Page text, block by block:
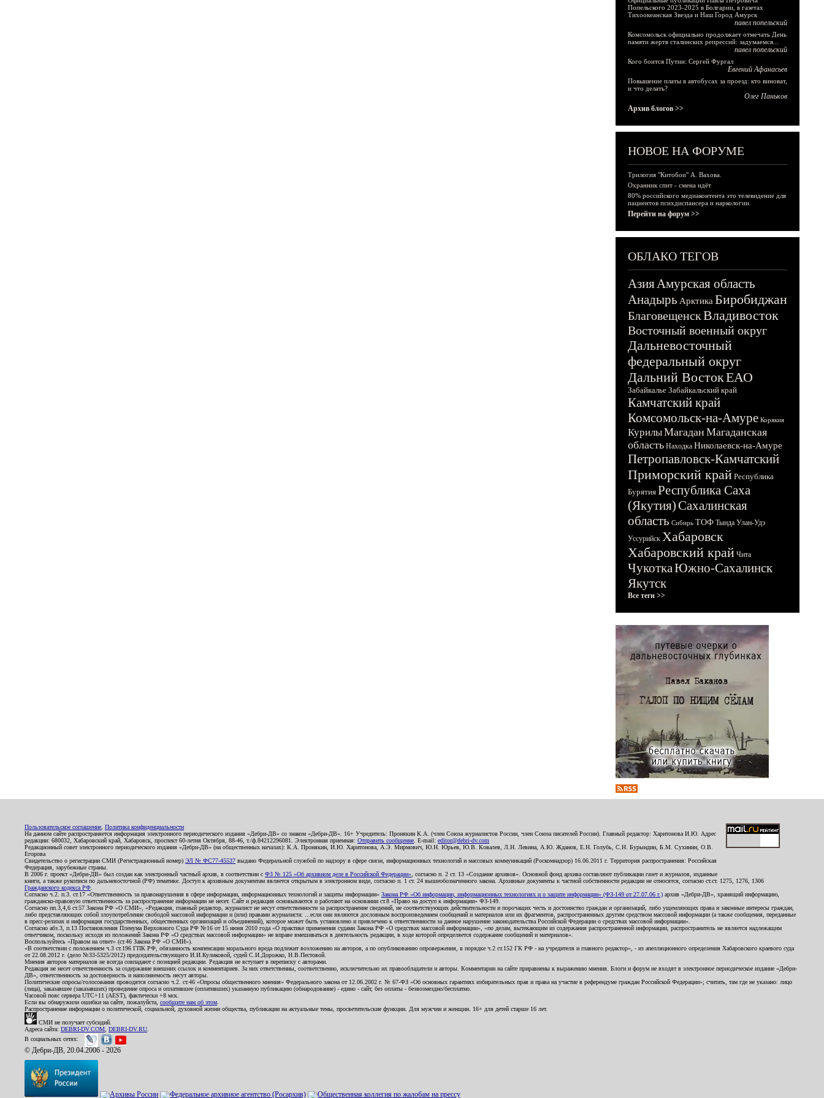
Попельского 2023-2025 в Болгарии, в газетах
Тихоокеанская Звезда и Наш Город Амурск
павел попельский
Комсомольск официально продолжает отмечать День
памяти жертв сталинских репрессий: задумаемся...
павел попельский
Кого боится Путин: Сергей Фургал
Евгений Афанасьев
Повышение платы в автобусах за проезд: кто виноват,
и что делать?
Олег Паньков
Архив блогов >>
НОВОЕ НА ФОРУМЕ
Трилогия "Китобои" А. Вахова.
Охранник спит - смена идёт
80% российского медиаконтента это телевидение для
пациентов психдиспансера и наркологии.
Перейти на форум >>
ОБЛАКО ТЕГОВ
АзияАмурская область
Анадырь Арктика Биробиджан
БлаговещенскВладивосток
Восточный военный округ
Дальневосточный
федеральный округ
Дальний ВостокЕАО
Забайкалье Забайкальский край
Камчатский край
Комсомольск-на-Амуре Корякия
КурилыМагадан Магаданская
область Находка Николаевск-на-Амуре
Петропавловск-Камчатский
Приморский край Республика
Бурятия Республика Саха
(Якутия)Сахалинская
область Сибирь ТОФ Тында Улан-Удэ
Уссурийск Хабаровск
Хабаровский край Чита
ЧукоткаЮжно-Сахалинск
Якутск
Все теги >>
Пользовательское соглашение Политика конфиденциальности
На данном сайте распространяется информация электронного периодического издания «Дебри-ДВ» со знаком «Дебри-ДВ». 16+ Учредитель: Пронякин К.А. (член Союза журналистов России, член Союза писателей России). Главный редактор: Харитонова И.Ю. Адрес
редакции: 680032, Хабаровский край, Хабаровск, проспект 60-летия Октября, 88-46, т./ф.84212296081. Электронная приемная: Отправить сообщение . E-mail: editor@debri-dv.com
Редакционный совет электронного периодического издания «Дебри-ДВ» (на общественных началах): К.А. Пронякин, И.Ю. Харитонова, А.Э. Мирмович, Ю.Н. Юрьев, Ю.В. Ковалев, Л.Н. Левина, А.Ю. Жданов, Е.Н. Голубь, С.Н. Бурындин, Б.М. Сухинин, О.В.
Егорова
Свидетельство о регистрации СМИ (Регистрационный номер) ЭЛ № ФС77-45537 выдано Федеральной службой по надзору в сфере связи, информационных технологий и массовых коммуникаций (Роскомнадзор) 16.06.2011 г. Территория распространения: Российская
Федерация, зарубежные страны.
В 2006 г. проект «Дебри-ДВ» был создан как электронный частный архив, в соответствии с ФЗ № 125 «Об архивном деле в Российской Федерации» , согласно п. 2 ст. 13 «Создание архивов». Основной фонд архива составляют публикации газет и журналов, изданные
книги, а также рукописи по дальневосточной (РФ) тематике. Доступ к архивным документам является открытым в электронном виде, согласно п. 1 ст. 24 вышеобозначенного закона. Архивные документы к частной собственности редакции не относятся, согласно ст.ст. 1275, 1276, 1306
Гражданского кодекса РФ
Согласно ч.2. п.3. ст.17 «Ответственность за правонарушения в сфере информации, информационных технологий и защиты информации» Закона РФ «Об информации, информационных технологиях и о защите информации» (ФЗ-149 от 27.07.06 г.) архив «Дебри-ДВ», хранящий информацию,
гражданско-правовую ответственность за распространение информации не несет. Сайт и редакция основываются и работают на основании ст.8 «Право на доступ к информации» ФЗ-149.
Согласно пп.3,4,6 ст.57 Закона РФ «О СМИ», «Редакция, главный редактор, журналист не несут ответственности за распространение сведений, не соответствующих действительности и порочащих честь и достоинство граждан и организаций, либо ущемляющих права и законные интересы граждан,
либо представляющих собой злоупотребление свободой массовой информации и (или) правами журналиста: ...если они являются дословным воспроизведением сообщений и материалов или их фрагментов, распространенных другим средством массовой информации (а также сообщения, переданные
в пресс-релизах и информация государственных, общественных организаций и объединений), которое может быть установлено и привлечено к ответственности за данное нарушение законодательства Российской Федерации о средствах массовой информации».
Согласно абз.3, п.13 Постановления Пленума Верховного Суда РФ №16 от 15 июня 2010 года «О практике применения судами Закона РФ «О средствах массовой информации», «по делам, вытекающим из содержания распространенной информации, распространитель не является надлежащим
ответчиком, поскольку исходя из положений Закона РФ «О средствах массовой информации» не вправе вмешиваться в деятельность редакции, в ходе которой определяется содержание сообщений и материалов».
Воспользуйтесь «Правом на ответ» (ст.46 Закона РФ «О СМИ»).
«В соответствии с положением ч.3 ст.196 ГПК РФ, обязанность компенсации морального вреда подлежит возложению на авторов, а по опубликованию опровержения, в порядке ч.2 ст.152 ГК РФ - на учредителя и главного редактор», - из апелляционного определения Хабаровского краевого суда
от 22.08.2012 г. (дело №33-5325/2012) председательствующего И.И.Куликовой, судей С.И.Дорожко, Н.В.Пестовой.
Мнения авторов материалов не всегда совпадают с позицией редакции. Редакция не вступает в переписку с авторами.
Редакция не несет ответственность за содержание внешних ссылок и комментариев. За них ответственны, соответственно, исключительно их правообладатели и авторы. Комментарии на сайте приравнены к выражению мнения. Блоги и форум не входят в электронное периодическое издание «Дебри-
ДВ», ответственность за достоверность и наполняемость несут авторы.
Политические опросы/голосования проводятся согласно ч.2. ст.46 «Опросы общественного мнения» Федерального закона от 12.06.2002 г. № 67-ФЗ «Об основных гарантиях избирательных прав и права на участие в референдуме граждан Российской Федерации»; считать, там где не указано: лицо
(лица), заказавшее (заказавших) проведение опроса и оплатившее (оплативших) указанную публикацию (обнародование) - едино - сайт, без оплаты - безвозмездно/бесплатно.
Часовой пояс сервера UTC+11 (AEST), фактически +8 мск.
Если вы обнаружили ошибки на сайте, пожалуйста, сообщите нам об этом
Распространение информации о политической, социальной, духовной жизни общества, публикации на актуальные темы, просветительские функции. Для мужчин и женщин. 16+ для детей старше 16 лет.
СМИ не получает субсидий.
Адреса сайта: DEBRI-DV.COM DEBRI-DV.RU
В социальных сетях:
© Дебри-ДВ, 20.04.2006 - 2026